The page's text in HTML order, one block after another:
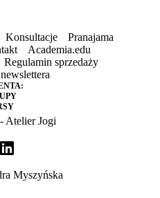
Konsultacje
Pranajama
Academia.edu
Regulamin sprzedaży
Atelier Jogi
Myszyńska